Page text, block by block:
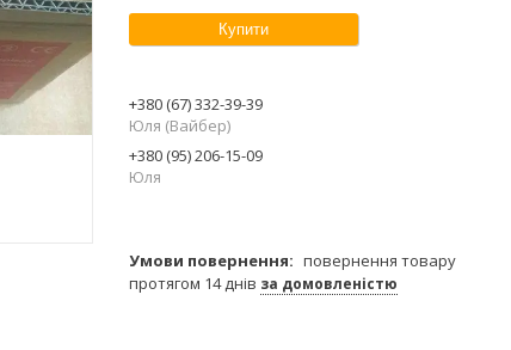
Купити
+380 (67) 332-39-39
Юля (Вайбер)
+380 (95) 206-15-09
Юля
повернення товару
протягом 14 днів за домовленістю